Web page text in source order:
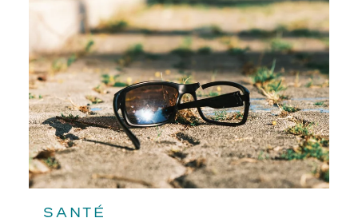
SANTÉ
problème
lunettes
!
Que
dois-
je
faire
?